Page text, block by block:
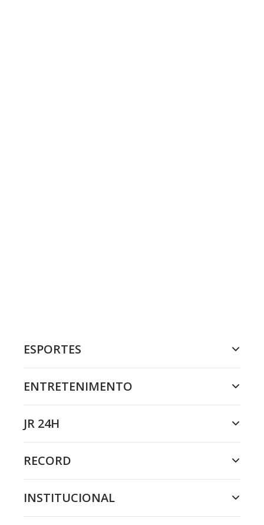
ESPORTES
ENTRETENIMENTO
JR 24H
RECORD
INSTITUCIONAL